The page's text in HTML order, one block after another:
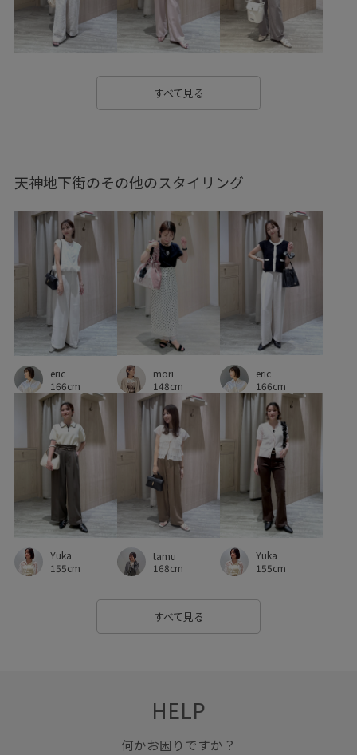
Web限定カラー Wpickup_items Wshoes_pickup
お出かけ用 お手入れしやすい
お気に入りアイテム_pickup
さらりとした
イージーケア エコバッグ カジュアル
カジュアルすぎない クッション シアー
シワになりにくい ジャケット スウェット スカート
スカーフ スラックス セットアップ
セットアップ対象商品 ソフトタッチ
デイリーで活躍 デニムとの相性抜群 トレンド
ドライ ドライタッチ ニット ニット素材
ニュアンスがある ネイル ハンカチ ビスチェ
ピンタック フォーマル フォーマルシーン
フレンチスリーブ ブラウス ベルト ベーシック
ボーダー ポリエステル マニッシュ リネン
レイヤードスタイル ロングスカート ワイドパンツ
伸縮性 低反発 入園式 冷んやり 卒園式入学式
取り外し可能 取り外し可能なショルダー
女性らしさ 履きやすい
すべて見る
天神地下街のその他のスタイリング
eric
166cm
mori
148cm
eric
166cm
Yuka
155cm
tamu
168cm
Yuka
155cm
すべて見る
HELP
何かお困りですか？